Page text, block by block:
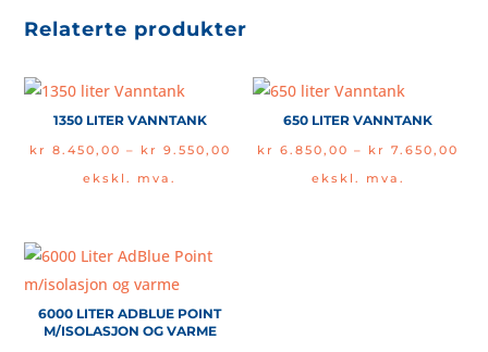
Relaterte produkter
1350 LITER VANNTANK
kr 8.450,00 – kr 9.550,00 Price
ekskl. mva.
650 LITER VANNTANK
kr 6.850,00 – kr 7.650,00
ekskl. mva.
6000 LITER ADBLUE POINT
M/ISOLASJON OG VARME